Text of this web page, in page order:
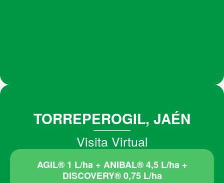
TORREPEROGIL, JAÉN
Visita Virtual
AGIL® 1 L/ha + ANIBAL® 4,5 L/ha +
DISCOVERY® 0,75 L/ha